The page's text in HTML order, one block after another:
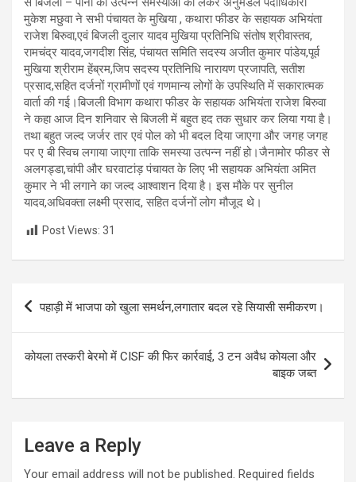
मुकेश मछुवा ने सभी पंचायत के मुखिया , कथारा फीडर के सहायक अभियंता
राजेश बिरुवा,एवं बिजली दुलार यादव मुखिया प्रतिनिधि संतोष श्रीवास्तव,
रामचंद्र यादव,जगदीश सिंह, पंचायत समिति सदस्य अजीत कुमार पांडेय,पूर्व
मुखिया श्रीराम हेंब्रम,जिप सदस्य प्रतिनिधि नारायण प्रजापति, सतीश
प्रसाद,सहित दर्जनों ग्रामीणों एवं गणमान्य लोगों के उपस्थिति में सकारात्मक
वार्ता की गई।बिजली विभाग कथारा फीडर के सहायक अभियंता राजेश बिरुवा
ने कहा आज दिन शनिवार से बिजली में बहुत हद तक सुधार कर लिया गया है।
तथा बहुत जल्द जर्जर तार एवं पोल को भी बदल दिया जाएगा और जगह जगह
पर ए बी स्विच लगाया जाएगा ताकि समस्या उत्पन्न नहीं हो।जैनामोर फीडर से
अलगड्डा,चांपी और घरवाटांड़ पंचायत के लिए भी सहायक अभियंता अमित
कुमार ने भी लगाने का जल्द आश्वाशन दिया है। इस मौके पर सुनील
यादव,अधिवक्ता लक्ष्मी प्रसाद, सहित दर्जनों लोग मौजूद थे।
Post Views: 31
Post
navigation
पहाड़ी में भाजपा को खुला समर्थन,लगातार बदल रहे सियासी समीकरण।
कोयला तस्करी बेरमो में CISF की फिर कार्रवाई, 3 टन अवैध कोयला और
बाइक जब्त
Leave a Reply
Your email address will not be published. Required fields